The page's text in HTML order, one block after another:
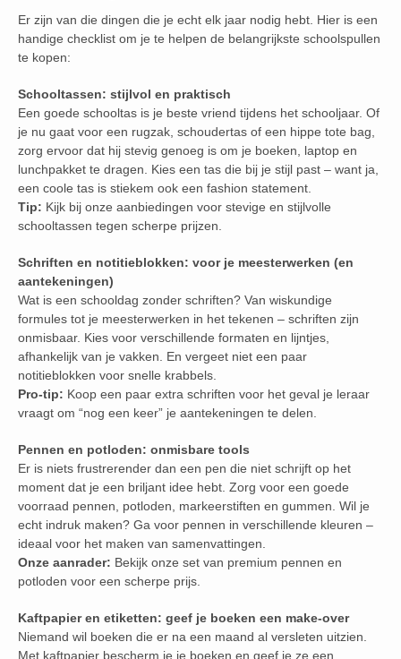
Er zijn van die dingen die je echt elk jaar nodig hebt. Hier is een
handige checklist om je te helpen de belangrijkste schoolspullen
te kopen:
Schooltassen: stijlvol en praktisch
Een goede schooltas is je beste vriend tijdens het schooljaar. Of
je nu gaat voor een rugzak, schoudertas of een hippe tote bag,
zorg ervoor dat hij stevig genoeg is om je boeken, laptop en
lunchpakket te dragen. Kies een tas die bij je stijl past – want ja,
een coole tas is stiekem ook een fashion statement.
Tip: Kijk bij onze aanbiedingen voor stevige en stijlvolle
schooltassen tegen scherpe prijzen.
Schriften en notitieblokken: voor je meesterwerken (en
aantekeningen)
Wat is een schooldag zonder schriften? Van wiskundige
formules tot je meesterwerken in het tekenen – schriften zijn
onmisbaar. Kies voor verschillende formaten en lijntjes,
afhankelijk van je vakken. En vergeet niet een paar
notitieblokken voor snelle krabbels.
Pro-tip: Koop een paar extra schriften voor het geval je leraar
vraagt om “nog een keer” je aantekeningen te delen.
Pennen en potloden: onmisbare tools
Er is niets frustrerender dan een pen die niet schrijft op het
moment dat je een briljant idee hebt. Zorg voor een goede
voorraad pennen, potloden, markeerstiften en gummen. Wil je
echt indruk maken? Ga voor pennen in verschillende kleuren –
ideaal voor het maken van samenvattingen.
Onze aanrader: Bekijk onze set van premium pennen en
potloden voor een scherpe prijs.
Kaftpapier en etiketten: geef je boeken een make-over
Niemand wil boeken die er na een maand al versleten uitzien.
Met kaftpapier bescherm je je boeken en geef je ze een